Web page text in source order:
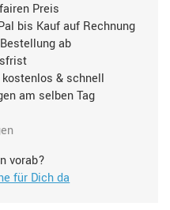
Preis
bis Kauf auf Rechnung
ab
& schnell
am selben Tag
vorab?
für Dich da